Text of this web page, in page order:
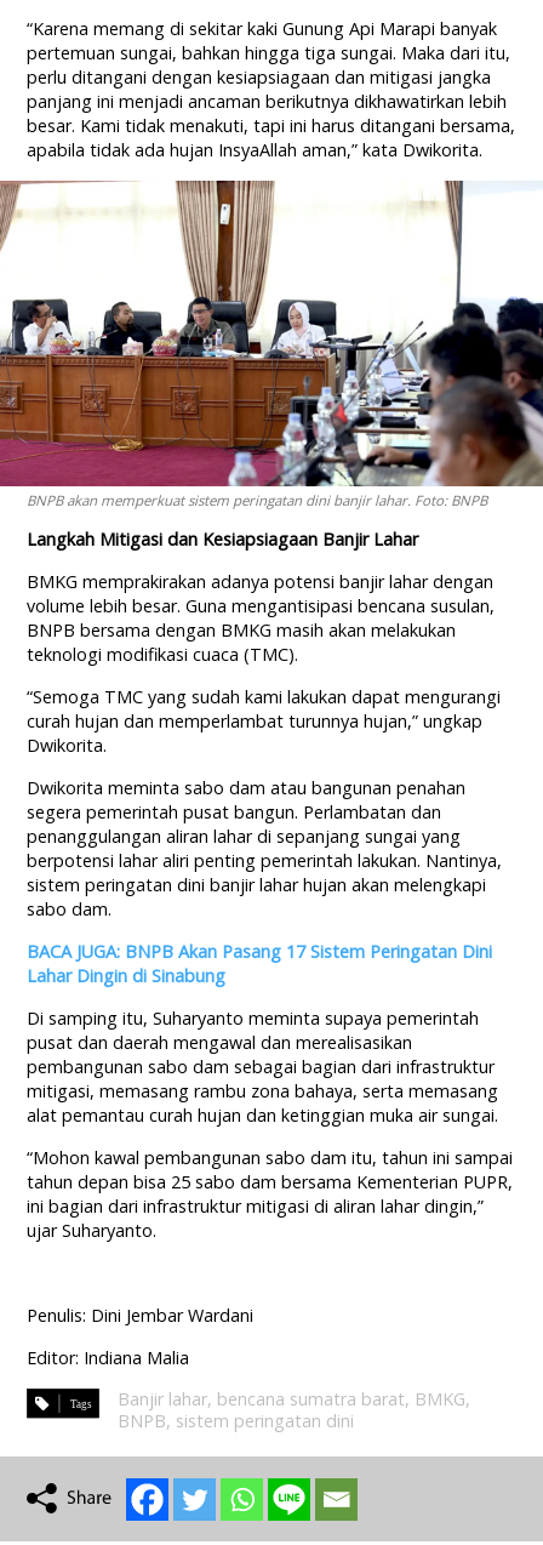
“Karena memang di sekitar kaki Gunung Api Marapi banyak
pertemuan sungai, bahkan hingga tiga sungai. Maka dari itu,
perlu ditangani dengan kesiapsiagaan dan mitigasi jangka
panjang ini menjadi ancaman berikutnya dikhawatirkan lebih
besar. Kami tidak menakuti, tapi ini harus ditangani bersama,
apabila tidak ada hujan InsyaAllah aman,” kata Dwikorita.
BNPB akan memperkuat sistem peringatan dini banjir lahar. Foto: BNPB
Langkah Mitigasi dan Kesiapsiagaan Banjir Lahar
BMKG memprakirakan adanya potensi banjir lahar dengan
volume lebih besar. Guna mengantisipasi bencana susulan,
BNPB bersama dengan BMKG masih akan melakukan
teknologi modifikasi cuaca (TMC).
“Semoga TMC yang sudah kami lakukan dapat mengurangi
curah hujan dan memperlambat turunnya hujan,” ungkap
Dwikorita.
Dwikorita meminta sabo dam atau bangunan penahan
segera pemerintah pusat bangun. Perlambatan dan
penanggulangan aliran lahar di sepanjang sungai yang
berpotensi lahar aliri penting pemerintah lakukan. Nantinya,
sistem peringatan dini banjir lahar hujan akan melengkapi
sabo dam.
BACA JUGA: BNPB Akan Pasang 17 Sistem Peringatan Dini
Lahar Dingin di Sinabung
Di samping itu, Suharyanto meminta supaya pemerintah
pusat dan daerah mengawal dan merealisasikan
pembangunan sabo dam sebagai bagian dari infrastruktur
mitigasi, memasang rambu zona bahaya, serta memasang
alat pemantau curah hujan dan ketinggian muka air sungai.
“Mohon kawal pembangunan sabo dam itu, tahun ini sampai
tahun depan bisa 25 sabo dam bersama Kementerian PUPR,
ini bagian dari infrastruktur mitigasi di aliran lahar dingin,”
ujar Suharyanto.
Penulis: Dini Jembar Wardani
Editor: Indiana Malia
Banjir lahar, bencana sumatra barat, BMKG,
BNPB, sistem peringatan dini